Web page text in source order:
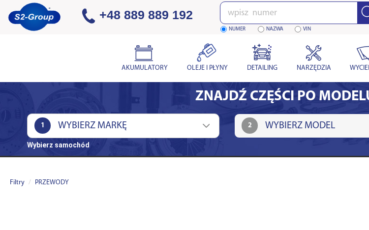
+48 889 889 192 Wpisz
numer
NUMER NAZWA VIN
AKUMULATORY OLEJE I PŁYNY DETAILING NARZĘDZIA
ZNAJDŹ CZĘŚCI PO
1 2
Wybierz samochód
Filtry PRZEWODY